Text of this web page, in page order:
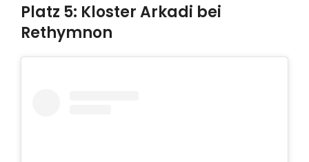
Platz 5: Kloster Arkadi bei
Rethymnon